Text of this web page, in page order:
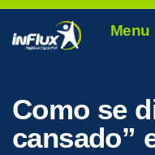
Menu
Como se
cansado”